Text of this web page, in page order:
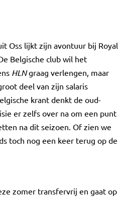
Oss lijkt zijn avontuur bij Royal
Belgische club wil het
HLNgraag verlengen, maar
deel van zijn salaris
krant denkt de oud-
er zelfs over na om een punt
na dit seizoen. Of zien we
toch nog een keer terug op de
zomer transfervrij en gaat op